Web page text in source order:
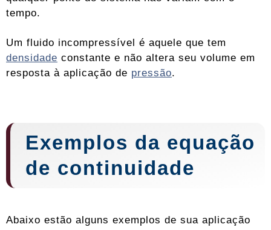
tempo.
Um fluido incompressível é aquele que tem
densidade constante e não altera seu volume em
resposta à aplicação de pressão.
Exemplos da equação
de continuidade
Abaixo estão alguns exemplos de sua aplicação